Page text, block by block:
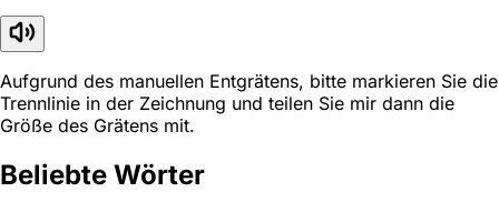
Aufgrund des manuellen Entgrätens, bitte markieren Sie die
Trennlinie in der Zeichnung und teilen Sie mir dann die
Größe des Grätens mit.
Beliebte Wörter